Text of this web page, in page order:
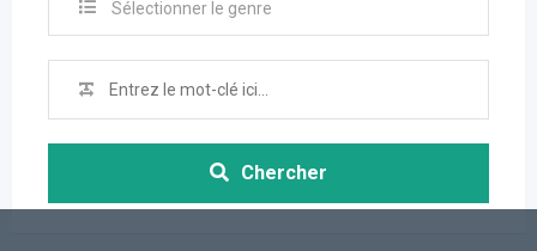
Sélectionner le genre
Chercher